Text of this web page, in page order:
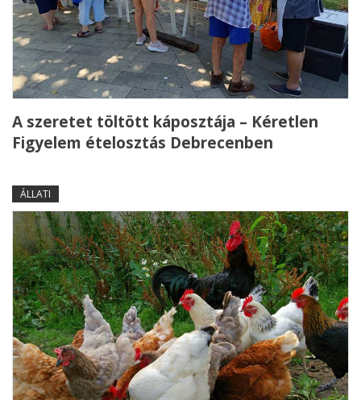
A szeretet töltött káposztája – Kéretlen
Figyelem ételosztás Debrecenben
ÁLLATI